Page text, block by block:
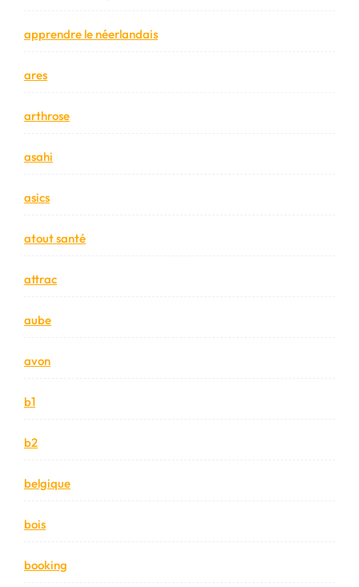
apprendre le néerlandais
ares
arthrose
asahi
asics
atout santé
attrac
aube
avon
b1
b2
belgique
bois
booking